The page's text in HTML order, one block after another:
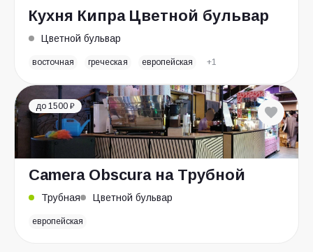
Кухня Кипра Цветной бульвар
Цветной бульвар
восточная греческая европейская +1
до 1500 ₽
Camera Obscura на Трубной
Трубная Цветной бульвар
европейская